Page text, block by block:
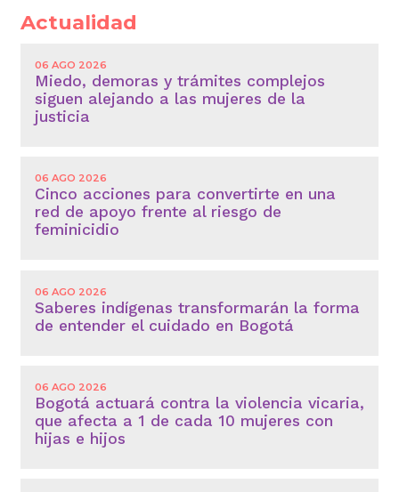
Actualidad
06 AGO 2026
Miedo, demoras y trámites complejos
siguen alejando a las mujeres de la
justicia
06 AGO 2026
Cinco acciones para convertirte en una
red de apoyo frente al riesgo de
feminicidio
06 AGO 2026
Saberes indígenas transformarán la forma
de entender el cuidado en Bogotá
06 AGO 2026
Bogotá actuará contra la violencia vicaria,
que afecta a 1 de cada 10 mujeres con
hijas e hijos